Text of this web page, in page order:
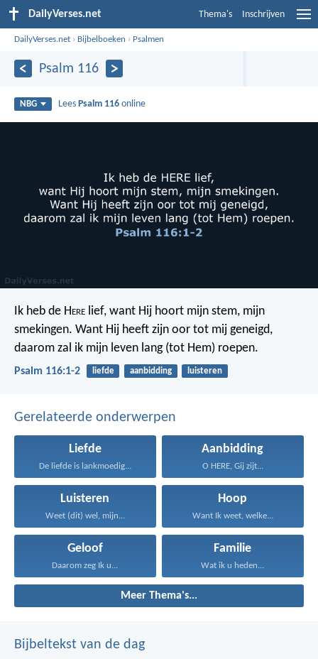
DailyVerses.net Thema's Inschrijven
DailyVerses.net › Bijbelboeken › Psalmen
Psalm 116
NBG Lees Psalm 116 online
Ik heb de Here lief, want Hij hoort mijn stem, mijn
smekingen. Want Hij heeft zijn oor tot mij geneigd,
daarom zal ik mijn leven lang (tot Hem) roepen.
Psalm 116:1-2 liefde aanbidding luisteren
Gerelateerde onderwerpen
Liefde
De liefde is lankmoedig...
Aanbidding
O HERE, Gij zijt...
Luisteren
Weet (dit) wel, mijn...
Hoop
Want Ik weet, welke...
Geloof
Daarom zeg Ik u...
Familie
Wat ik u heden...
Meer Thema's...
Bijbeltekst van de dag